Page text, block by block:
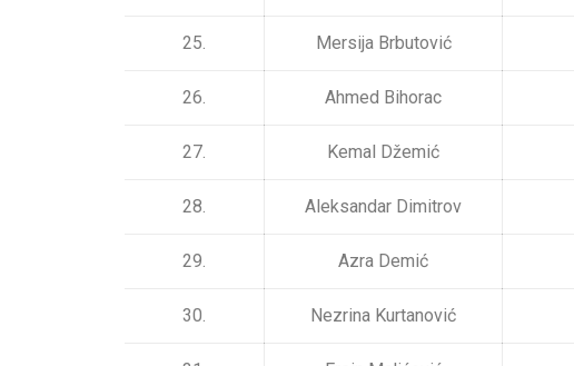
25. Mersija Brbutović
26. Ahmed Bihorac
27. Kemal Džemić
28. Aleksandar Dimitrov
29. Azra Demić
30. Nezrina Kurtanović